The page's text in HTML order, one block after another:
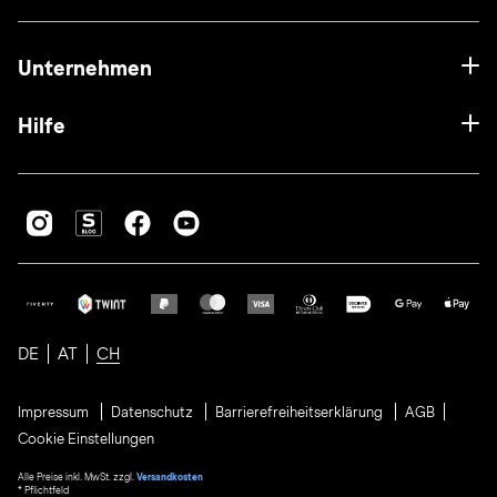
Unternehmen
Hilfe
DE AT CH
Impressum Datenschutz Barrierefreiheitserklärung
AGB
Cookie Einstellungen
Alle Preise inkl. MwSt. zzgl. Versandkosten
* Pflichtfeld